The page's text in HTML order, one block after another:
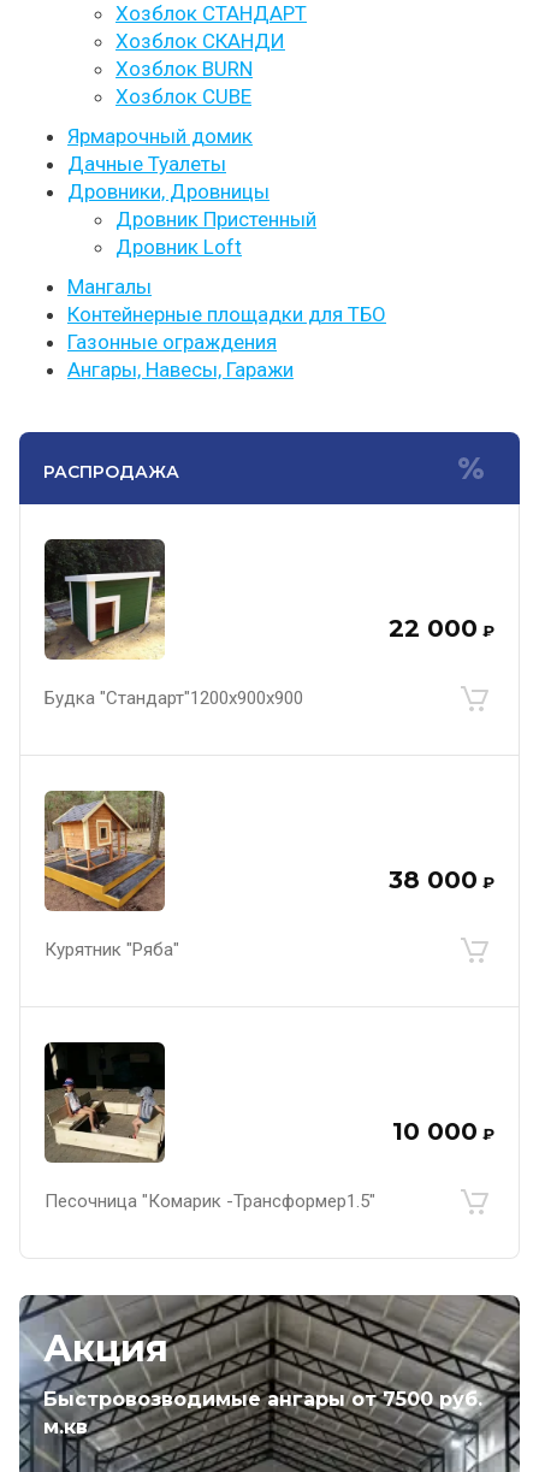
РАСПРОДАЖА
22 000 ₽
Будка "Стандарт"1200х900х900
38 000 ₽
Курятник "Ряба"
10 000 ₽
Песочница "Комарик -Трансформер1.5"
Акция
Быстровозводимые ангары от 7500 руб.
м.кв
Хозблок СТАНДАРТ
Хозблок СКАНДИ
Хозблок BURN
Хозблок CUBE
Ярмарочный домик
Дачные Туалеты
Дровники, Дровницы
Дровник Пристенный
Дровник Loft
Мангалы
Контейнерные площадки для ТБО
Газонные ограждения
Ангары, Навесы, Гаражи